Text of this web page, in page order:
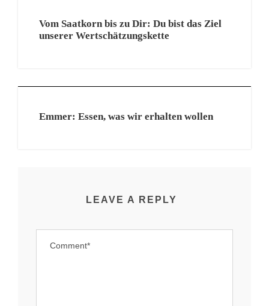
Vom Saatkorn bis zu Dir: Du bist das Ziel
unserer Wertschätzungskette
Emmer: Essen, was wir erhalten wollen
LEAVE A REPLY